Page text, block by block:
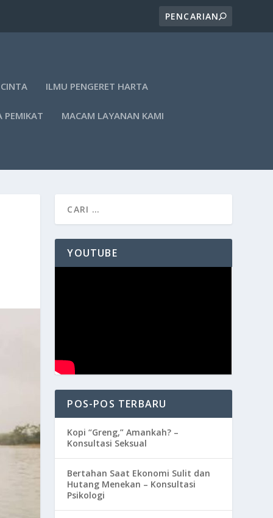
ILMU PENGERET HARTA
PEMIKAT MACAM LAYANAN KAMI
YOUTUBE
POS-POS TERBARU
Kopi “Greng,” Amankah? –
Konsultasi Seksual
Bertahan Saat Ekonomi Sulit dan
Hutang Menekan – Konsultasi
Psikologi